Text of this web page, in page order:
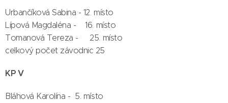
Urbančíková Sabina - 12. místo
Lípová Magdaléna - 16. místo
Tomanová Tereza - 25. místo
celkový počet závodnic 25
KP V
Bláhová Karolína - 5. místo